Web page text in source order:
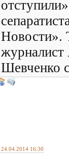
Новости».
Шевченко
24.04.2014 16:30